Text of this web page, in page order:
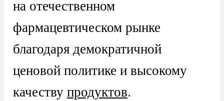
на отечественном
фармацевтическом рынке
благодаря демократичной
ценовой политике и высокому
качествупродуктов.